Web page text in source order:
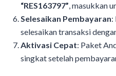
“RES163797”, masukkan
Selesaikan Pembayaran:
selesaikan transaksi
Aktivasi Cepat: Paket
singkat setelah